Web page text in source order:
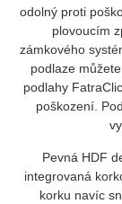
odolný proti
plovoucím
zámkového
podlaze
podlahy
poškození.
Pevná HDF
integrovaná
korku navíc